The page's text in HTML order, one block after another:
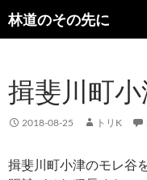
林道のその先に
検
索
ン
ツ
へ
ッ
揖斐川町
2018-08-25 トリK
揖斐川町小津のモレ谷